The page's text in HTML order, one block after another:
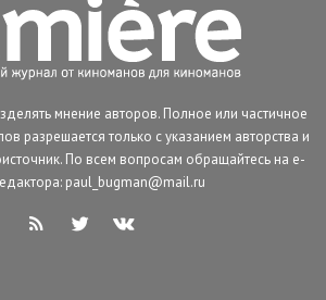
мнение авторов. Полное или частичное
разрешается только с указанием авторства и
По всем вопросам обращайтесь на e-
paul_bugman@mail.ru